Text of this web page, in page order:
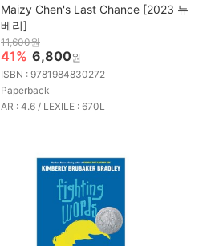
Maizy Chen's Last Chance [2023 뉴
베리]
11,600원
41% 6,800원
ISBN : 9781984830272
Paperback
AR : 4.6 / LEXILE : 670L